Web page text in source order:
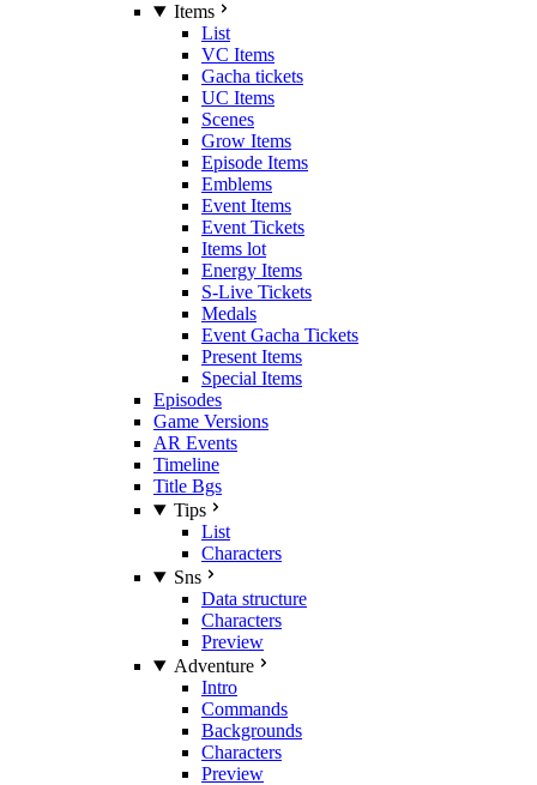
Items
List
VC Items
Gacha tickets
UC Items
Scenes
Grow Items
Episode Items
Emblems
Event Items
Event Tickets
Items lot
Energy Items
S-Live Tickets
Medals
Event Gacha Tickets
Present Items
Special Items
Episodes
Game Versions
AR Events
Timeline
Title Bgs
Tips
List
Characters
Sns
Data structure
Characters
Preview
Adventure
Intro
Commands
Backgrounds
Characters
Preview